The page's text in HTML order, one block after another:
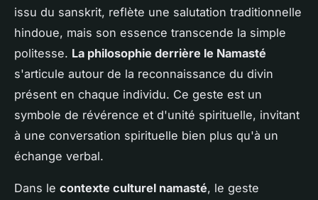
issu du sanskrit, reflète une salutation traditionnelle
hindoue, mais son essence transcende la simple
politesse. La philosophie derrière le Namasté
s'articule autour de la reconnaissance du divin
présent en chaque individu. Ce geste est un
symbole de révérence et d'unité spirituelle, invitant
à une conversation spirituelle bien plus qu'à un
échange verbal.
Dans le contexte culturel namasté, le geste